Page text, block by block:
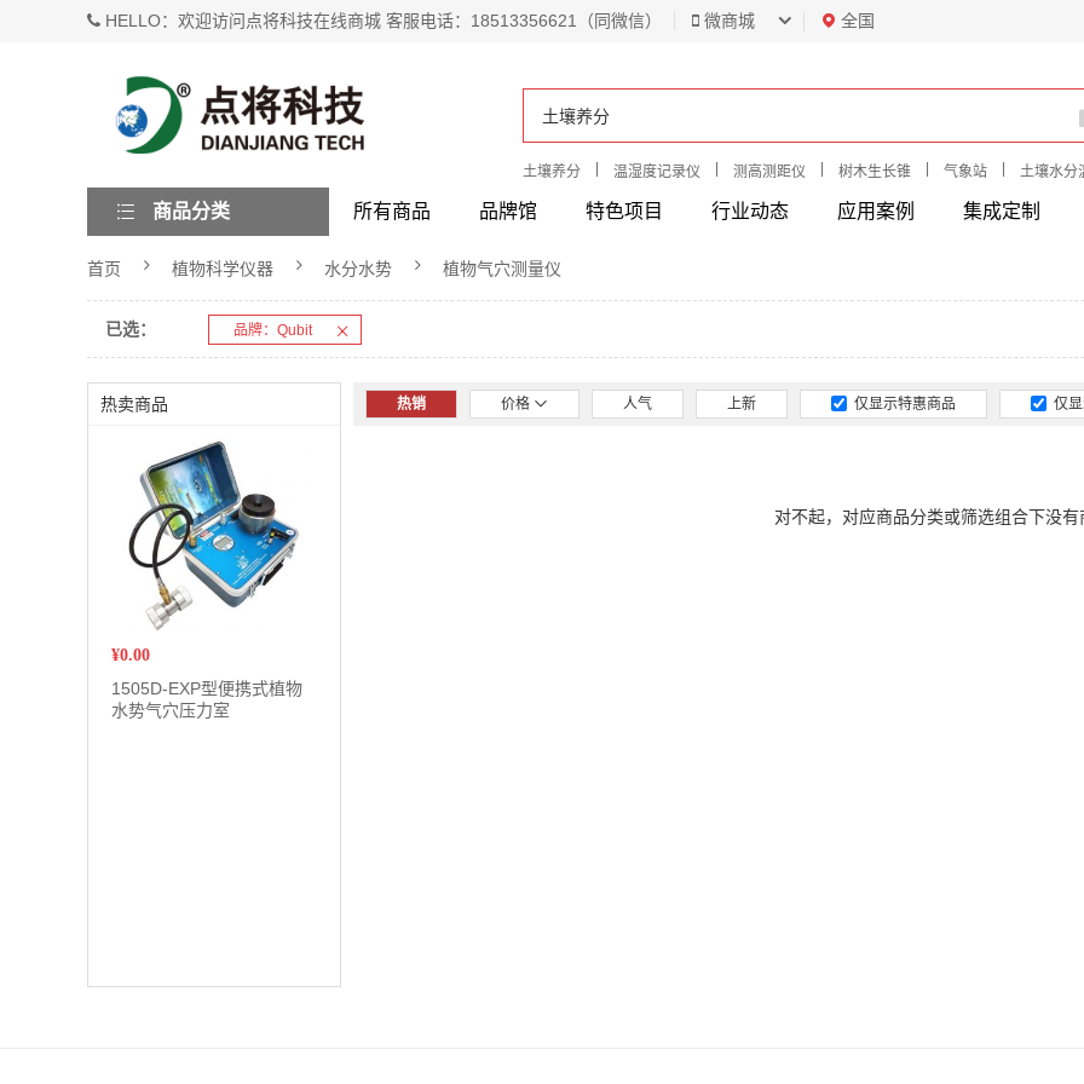
HELLO：欢迎访问点将科技在线商城 客服电话：18513356621（同微信） 微商城 全国
土壤养分 温湿度记录仪 测高测距仪 树木生长锥 气象站 土壤水分
所有商品 品牌馆 特色项目 行业动态 应用案例 集成定制
商品分类
首页 植物科学仪器 水分水势 植物气穴测量仪
已选： 品牌：Qubit
热卖商品
¥0.00
1505D-EXP型便携式植物
水势气穴压力室
热销 价格 人气 上新 仅显示特惠商品 仅
对不起，对应商品分类或筛选组合下没有